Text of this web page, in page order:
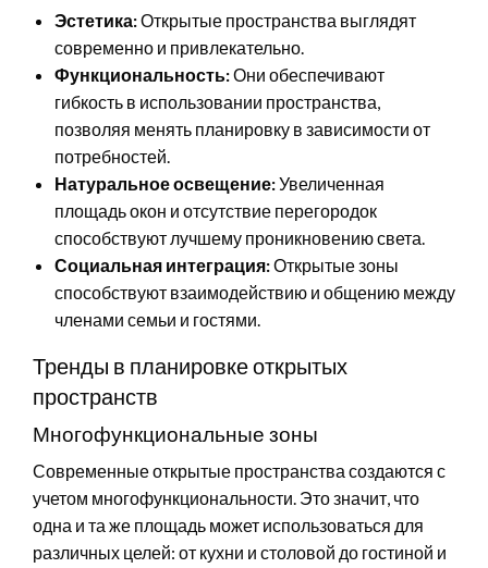
Эстетика:Открытые пространства выглядят
современно и привлекательно.
Функциональность:Они обеспечивают
гибкость в использовании пространства,
позволяя менять планировку в зависимости от
потребностей.
Натуральное освещение:Увеличенная
площадь окон и отсутствие перегородок
способствуют лучшему проникновению света.
Социальная интеграция:Открытые зоны
способствуют взаимодействию и общению между
членами семьи и гостями.
Тренды в планировке открытых
пространств
Многофункциональные зоны
Современные открытые пространства создаются с
учетом многофункциональности. Это значит, что
одна и та же площадь может использоваться для
различных целей: от кухни и столовой до гостиной и